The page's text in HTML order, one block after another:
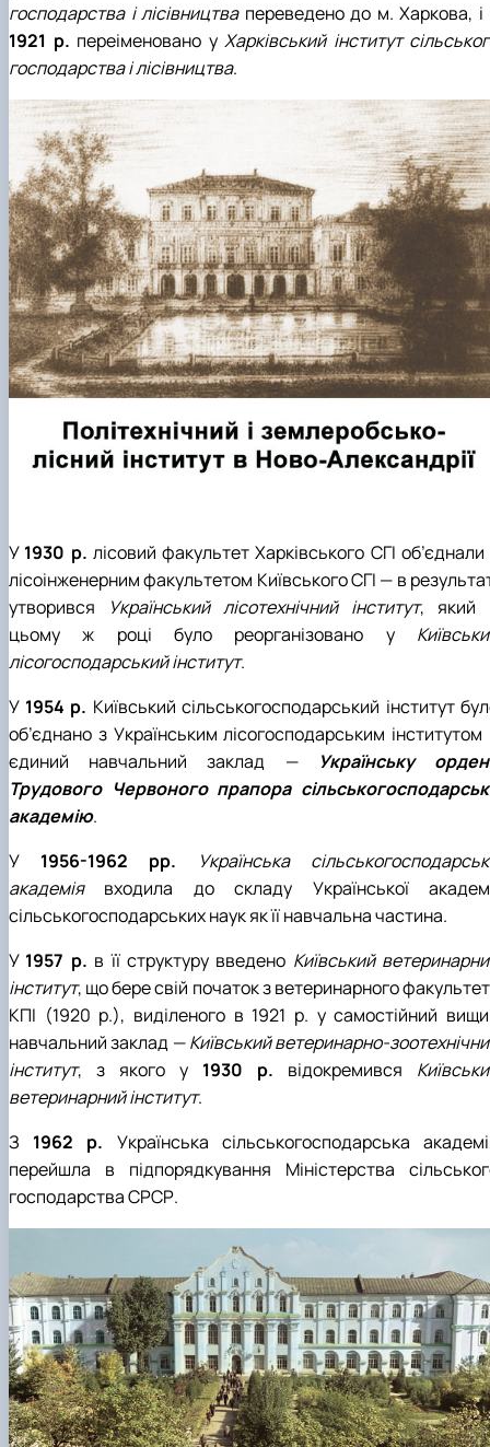
господарства і лісівництвапереведено до м. Харкова, і
1921 р. переіменовано у Харківський інститут
господарства і лісівництва.
У 1930 р. лісовий факультет Харківського СГІ об’єднали
лісоінженерним факультетом Київського СГІ — в
утворився
Український лісотехнічний інститут, який
цьому ж році було реорганізовано у
лісогосподарський інститут.
У 1954 р. Київський сільськогосподарський інститут
об’єднано з Українським лісогосподарським інститутом
єдиний навчальний заклад —
Українську
Трудового Червоного прапора
академію.
У 1956-1962 рр.
Українська
академіявходила до складу Української
сільськогосподарських наук як її навчальна частина.
У 1957 р. в її структуру введено Київський
інститут, що бере свій початок з ветеринарного
КПІ (1920 р.), виділеного в 1921 р. у самостійний
навчальний заклад —Київський ветеринарно-
інститут, з якого у 1930 р. відокремився
ветеринарний інститут.
З 1962 р. Українська сільськогосподарська
перейшла в підпорядкування Міністерства
господарства СРСР.